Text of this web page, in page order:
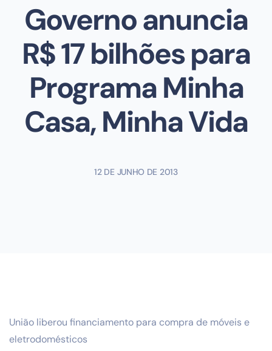
Governo anuncia
R$ 17 bilhões para
Programa Minha
Casa, Minha Vida
12 DE JUNHO DE 2013
União liberou financiamento para compra de móveis e
eletrodomésticos